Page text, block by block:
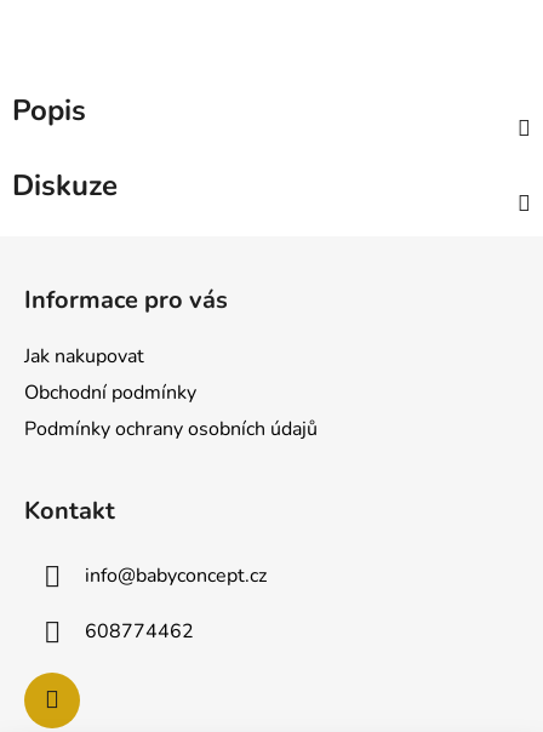
Popis
Diskuze
Informace pro vás
Jak nakupovat
Obchodní podmínky
Podmínky ochrany osobních údajů
Kontakt
info@babyconcept.cz
608774462